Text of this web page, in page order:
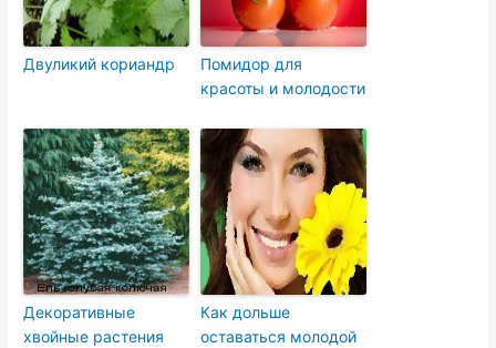
Двуликий кориандр
Помидор для
красоты и молодости
Декоративные
хвойные растения
Как дольше
оставаться молодой